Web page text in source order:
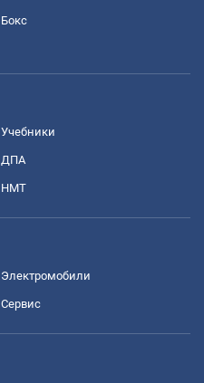
Бокс
Учебники
ДПА
НМТ
Электромобили
Сервис